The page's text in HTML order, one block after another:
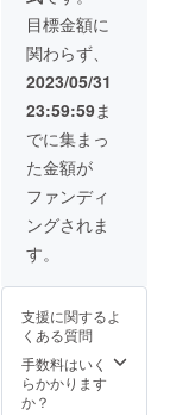
り、京
都→つ
まみ細
工、鳥
取→竹
とうろ
う作
り、福
岡→博
多人形
の絵付
けなど
用・材
その日
にかか
る交通
費など
目標金額に
関わらず、
2023/05/31
23:59:59ま
でに集まっ
た金額が
ファンディ
ングされま
す。
支援に関するよ
くある質問
手数料はいく
らかかります
か？